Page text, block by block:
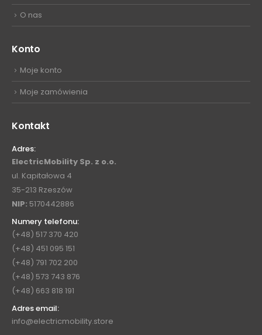
O nas
Konto
Moje konto
Moje zamówienia
Kontakt
Adres:
ElectricMobility Sp. z o.o.
ul. Kapitałowa 4
35-213 Rzeszów
NIP: 5170442886
Numery telefonu:
(+48) 517 370 420
(+48) 451 095 151
(+48) 791 702 200
(+48) 573 743 876
(+48) 663 818 191
Adres email:
info@electricmobility.store